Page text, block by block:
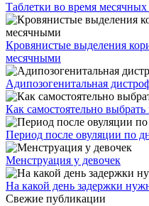
Таблетки во время месячных
Кровянистые выделения
месячными
Адипозогенитальная
Как самостоятельно
Период после овуляции по
Менструация у девочек
На какой день задержки
Свежие публикации